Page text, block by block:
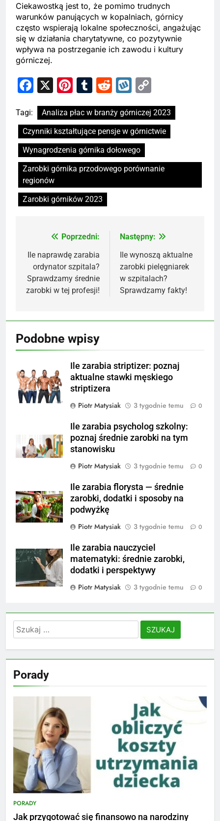
Ciekawostką jest to, że pomimo trudnych
warunków panujących w kopalniach, górnicy
często wspierają lokalne społeczności, angażując
się w działania charytatywne, co pozytywnie
wpływa na postrzeganie ich zawodu i kultury
górniczej.
Facebook
X Pinterest
Tumblr
RedditWykop
Tagi:
Analiza płac w branży górniczej 2023
Czynniki kształtujące pensje w górnictwie
Wynagrodzenia górnika dołowego
Zarobki górnika przodowego porównanie
regionów
Zarobki górników 2023
Nawigacja
wpisu
Poprzedni:
Ile naprawdę zarabia
ordynator szpitala?
Sprawdzamy średnie
zarobki w tej profesji!
Następny:
Ile wynoszą aktualne
zarobki pielęgniarek
w szpitalach?
Sprawdzamy fakty!
Podobne wpisy
Ile zarabia striptizer: poznaj
aktualne stawki męskiego
striptizera
Piotr Matysiak
3 tygodnie temu 0
Ile zarabia psycholog szkolny:
poznaj średnie zarobki na tym
stanowisku
Piotr Matysiak
3 tygodnie temu 0
Ile zarabia florysta — średnie
zarobki, dodatki i sposoby na
podwyżkę
Piotr Matysiak
3 tygodnie temu 0
Ile zarabia nauczyciel
matematyki: średnie zarobki,
dodatki i perspektywy
Piotr Matysiak
3 tygodnie temu 0
Szukaj:
Porady
PORADY
Jak przygotować się finansowo na narodziny